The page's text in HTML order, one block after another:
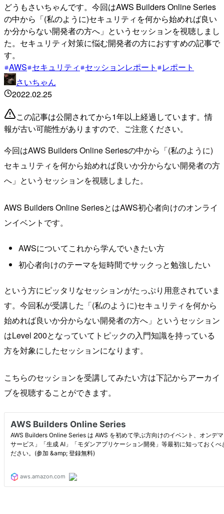
どうもさいちゃんです。今回はAWS Builders Online Series
の中から「(私のように)セキュリティを何から始めれば良い
か分からない開発者の方へ」というセッションを視聴しまし
た。セキュリティ対策に悩む開発者の方におすすめの記事で
す。
AWS セキュリティ セッションレポート
レポート
さいちゃん
2022.02.25
この記事は公開されてから1年以上経過しています。情
報が古い可能性がありますので、ご注意ください。
今回はAWS Builders Online Seriesの中から「(私のように)
セキュリティを何から始めれば良いか分からない開発者の方
へ」というセッションを視聴しました。
AWS Builders Online SeriesとはAWS初心者向けのオンライ
ンイベントです。
AWSについてこれから学んでいきたい方
初心者向けのテーマを短時間でサックっと勉強したい
という方にピッタリなセッションがたっぷり用意されていま
す。今回私が受講した「(私のように)セキュリティを何から
始めれば良いか分からない開発者の方へ」というセッション
はLevel 200となっていてトピックの入門知識を持っている
方を対象にしたセッションになります。
こちらのセッションを受講してみたい方は下記からアーカイ
ブを視聴することができます。